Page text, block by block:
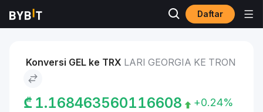
Daftar
Pasar Lari Georgia to TRON
Konversi GEL ke TRX LARI GEORGIA KE TRON
₾ 1.168463560116608 +0.24%